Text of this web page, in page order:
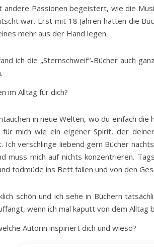
Passionen begeistert, wie die
war. Erst mit 18 Jahren hatten die
mehr aus der Hand legen.
ich die „Sternschweif“-Bücher auch
im Alltag für dich?
in neue Welten, wo du einfach
für mich wie ein eigener Spirit, der
verschlinge liebend gern Bücher
muss mich auf nichts konzentrieren.
todmüde ins Bett fallen und von den
schön und ich sehe in Büchern
wenn ich mal kaputt von dem Alltag
Autorin inspiriert dich und wieso?